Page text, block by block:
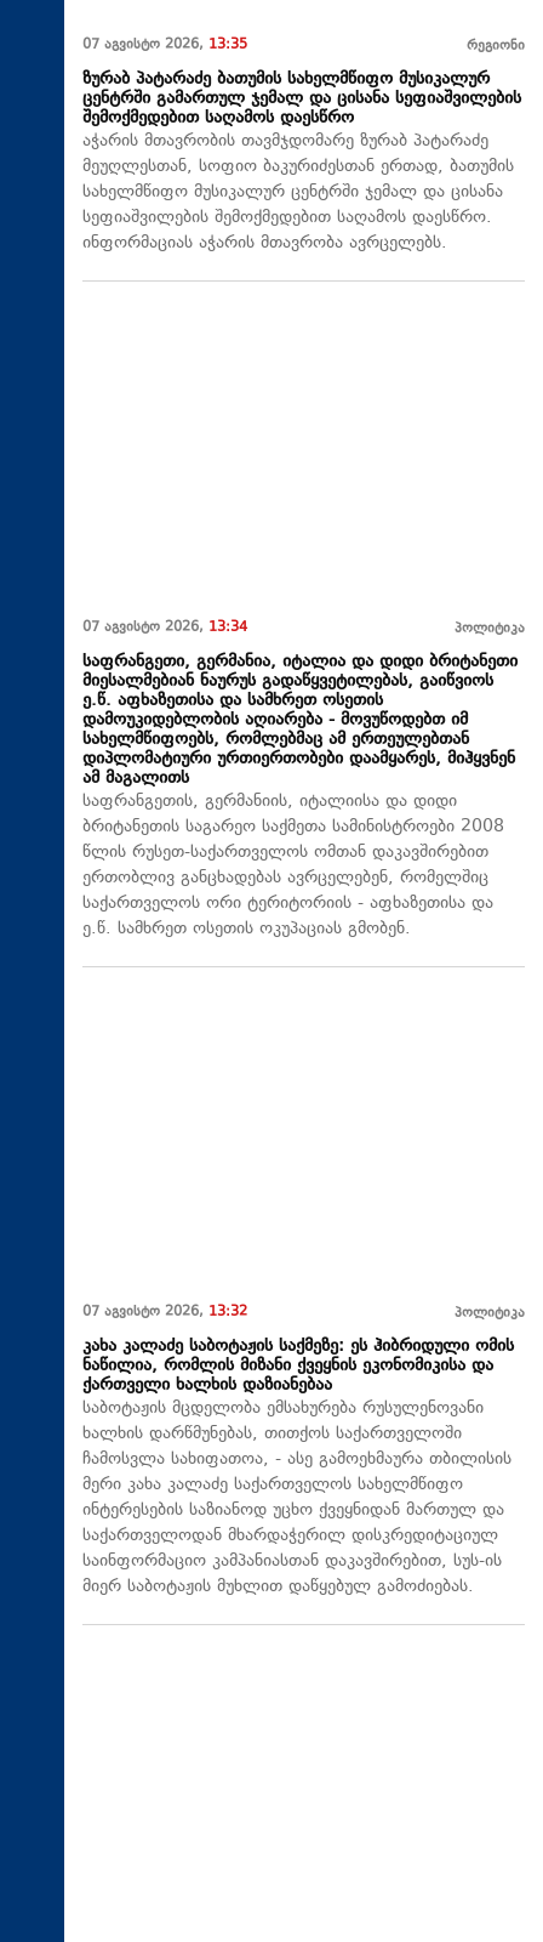
07 აგვისტო 2026, 13:35 რეგიონი
ზურაბ პატარაძე ბათუმის სახელმწიფო მუსიკალურ
ცენტრში გამართულ ჯემალ და ცისანა სეფიაშვილების
შემოქმედებით საღამოს დაესწრო
აჭარის მთავრობის თავმჯდომარე ზურაბ პატარაძე
მეუღლესთან, სოფიო ბაკურიძესთან ერთად, ბათუმის
სახელმწიფო მუსიკალურ ცენტრში ჯემალ და ცისანა
სეფიაშვილების შემოქმედებით საღამოს დაესწრო.
ინფორმაციას აჭარის მთავრობა ავრცელებს.
07 აგვისტო 2026, 13:34 პოლიტიკა
საფრანგეთი, გერმანია, იტალია და დიდი ბრიტანეთი
მიესალმებიან ნაურუს გადაწყვეტილებას, გაიწვიოს
ე.წ. აფხაზეთისა და სამხრეთ ოსეთის
დამოუკიდებლობის აღიარება - მოვუწოდებთ იმ
სახელმწიფოებს, რომლებმაც ამ ერთეულებთან
დიპლომატიური ურთიერთობები დაამყარეს, მიჰყვნენ
ამ მაგალითს
საფრანგეთის, გერმანიის, იტალიისა და დიდი
ბრიტანეთის საგარეო საქმეთა სამინისტროები 2008
წლის რუსეთ-საქართველოს ომთან დაკავშირებით
ერთობლივ განცხადებას ავრცელებენ, რომელშიც
საქართველოს ორი ტერიტორიის - აფხაზეთისა და
ე.წ. სამხრეთ ოსეთის ოკუპაციას გმობენ.
07 აგვისტო 2026, 13:32 პოლიტიკა
კახა კალაძე საბოტაჟის საქმეზე: ეს ჰიბრიდული ომის
ნაწილია, რომლის მიზანი ქვეყნის ეკონომიკისა და
ქართველი ხალხის დაზიანებაა
საბოტაჟის მცდელობა ემსახურება რუსულენოვანი
ხალხის დარწმუნებას, თითქოს საქართველოში
ჩამოსვლა სახიფათოა, - ასე გამოეხმაურა თბილისის
მერი კახა კალაძე საქართველოს სახელმწიფო
ინტერესების საზიანოდ უცხო ქვეყნიდან მართულ და
საქართველოდან მხარდაჭერილ დისკრედიტაციულ
საინფორმაციო კამპანიასთან დაკავშირებით, სუს-ის
მიერ საბოტაჟის მუხლით დაწყებულ გამოძიებას.